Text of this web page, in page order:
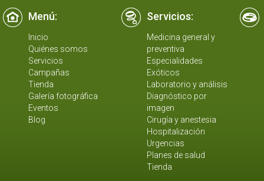
Menú: Servicios:
Inicio
Quiénes somos
Servicios
Campañas
Tienda
Galería fotográfica
Eventos
Blog
Medicina general y
preventiva
Especialidades
Exóticos
Laboratorio y análisis
Diagnóstico por
imagen
Cirugía y anestesia
Hospitalización
Urgencias
Planes de salud
Tienda